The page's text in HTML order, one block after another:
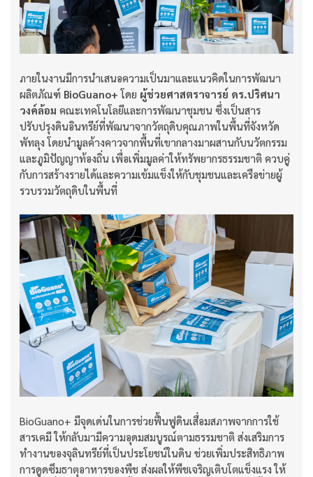
ภายในงานมีการนำเสนอความเป็นมาและแนวคิดในการพัฒนา
ผลิตภัณฑ์ BioGuano+ โดย ผู้ช่วยศาสตราจารย์ ดร.ปริศนา
วงค์ล้อม คณะเทคโนโลยีและการพัฒนาชุมชน ซึ่งเป็นสาร
ปรับปรุงดินอินทรีย์ที่พัฒนาจากวัตถุดิบคุณภาพในพื้นที่จังหวัด
พัทลุง โดยนำมูลค้างคาวจากพื้นที่เขากลางมาผสานกับนวัตกรรม
และภูมิปัญญาท้องถิ่น เพื่อเพิ่มมูลค่าให้ทรัพยากรธรรมชาติ ควบคู่
กับการสร้างรายได้และความเข้มแข็งให้กับชุมชนและเครือข่ายผู้
รวบรวมวัตถุดิบในพื้นที่
BioGuano+ มีจุดเด่นในการช่วยฟื้นฟูดินเสื่อมสภาพจากการใช้
สารเคมี ให้กลับมามีความอุดมสมบูรณ์ตามธรรมชาติ ส่งเสริมการ
ทำงานของจุลินทรีย์ที่เป็นประโยชน์ในดิน ช่วยเพิ่มประสิทธิภาพ
การดูดซึมธาตุอาหารของพืช ส่งผลให้พืชเจริญเติบโตแข็งแรง ให้